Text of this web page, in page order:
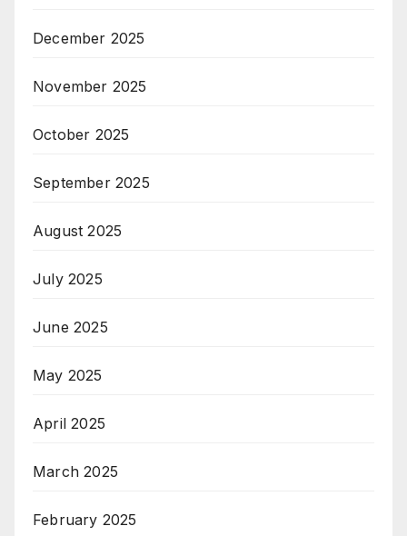
December 2025
November 2025
October 2025
September 2025
August 2025
July 2025
June 2025
May 2025
April 2025
March 2025
February 2025